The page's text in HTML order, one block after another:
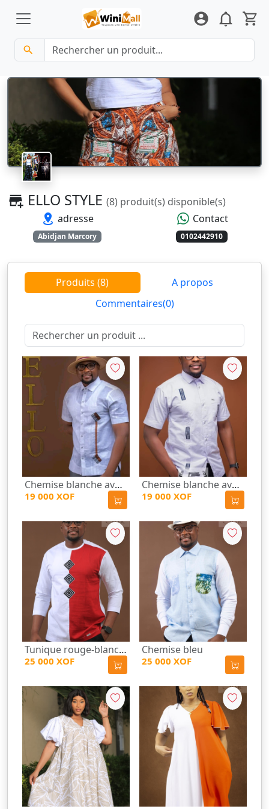
ELLO STYLE (8) produit(s) disponible(s)
adresse
Abidjan Marcory
Contact
0102442910
Produits (8)
A propos
Commentaires(0)
Chemise blanche avec motif
19 000 XOF
Chemise blanche avec motifs
19 000 XOF
Tunique rouge-blanc avec motifs
25 000 XOF
Chemise bleu
25 000 XOF